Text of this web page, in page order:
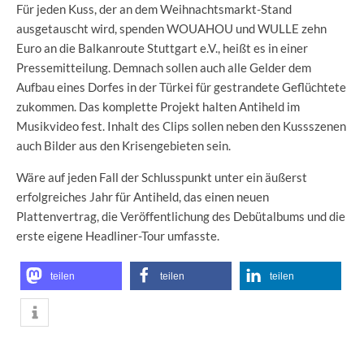
Für jeden Kuss, der an dem Weihnachtsmarkt-Stand
ausgetauscht wird, spenden WOUAHOU und WULLE zehn
Euro an die Balkanroute Stuttgart e.V., heißt es in einer
Pressemitteilung. Demnach sollen auch alle Gelder dem
Aufbau eines Dorfes in der Türkei für gestrandete Geflüchtete
zukommen. Das komplette Projekt halten Antiheld im
Musikvideo fest. Inhalt des Clips sollen neben den Kussszenen
auch Bilder aus den Krisengebieten sein.
Wäre auf jeden Fall der Schlusspunkt unter ein äußerst
erfolgreiches Jahr für Antiheld, das einen neuen
Plattenvertrag, die Veröffentlichung des Debütalbums und die
erste eigene Headliner-Tour umfasste.
teilen teilen teilen